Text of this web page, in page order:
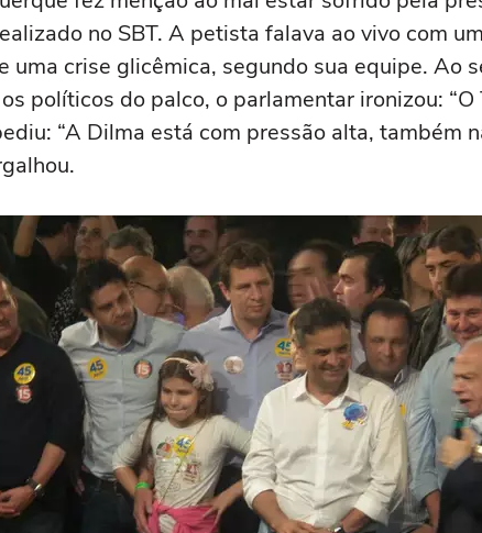
no SBT. A petista falava ao vivo com
uma crise glicêmica, segundo sua equipe. Ao
políticos do palco, o parlamentar ironizou: “O
“A Dilma está com pressão alta, também